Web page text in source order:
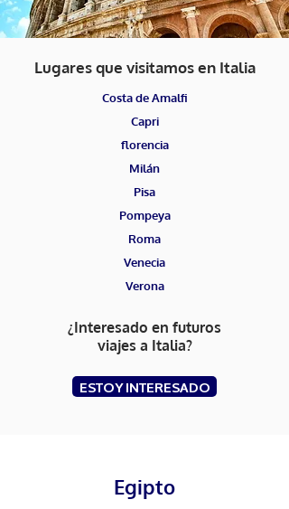
Lugares que visitamos en Italia
Costa de Amalfi
Capri
florencia
Milán
Pisa
Pompeya
Roma
Venecia
Verona
¿Interesado en futuros
viajes a Italia?
ESTOY INTERESADO
Egipto